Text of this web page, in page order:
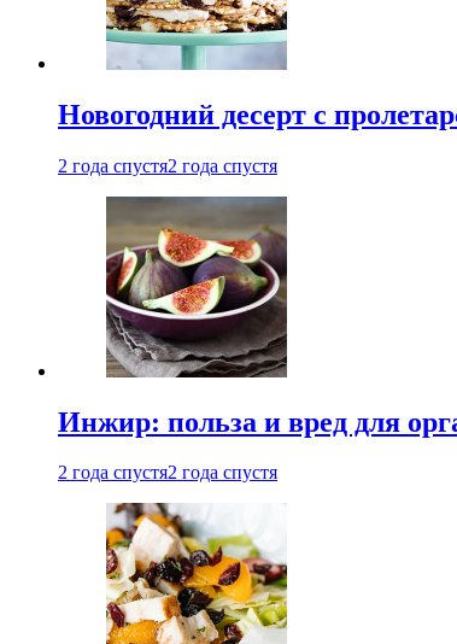
Новогодний десерт с
2 года спустя2 года спустя
Инжир: польза и вред для
2 года спустя2 года спустя